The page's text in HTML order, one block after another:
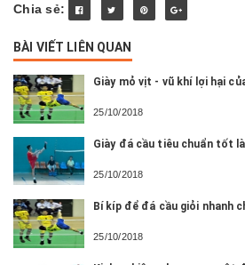
Chia sẻ:
BÀI VIẾT LIÊN QUAN
Giày mỏ vịt - vũ khí lợi hại
25/10/2018
Giày đá cầu tiêu chuẩn tốt
25/10/2018
Bí kíp để đá cầu giỏi nhanh
25/10/2018